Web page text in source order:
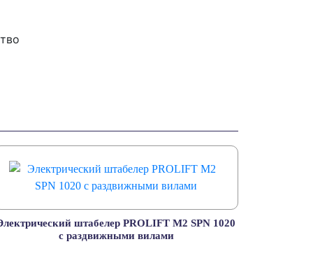
штабелер PROLIFT M2 SPN 1020
с раздвижными вилами